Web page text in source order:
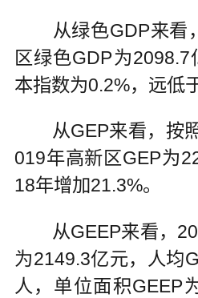
从绿色GDP来看
区绿色GDP为
本指数为0.2%，远低
从GEP来看，按照
019年高新区GEP为
18年增加21.3%。
从GEEP来看，
为2149.3亿元，人均
人，单位面积GEEP